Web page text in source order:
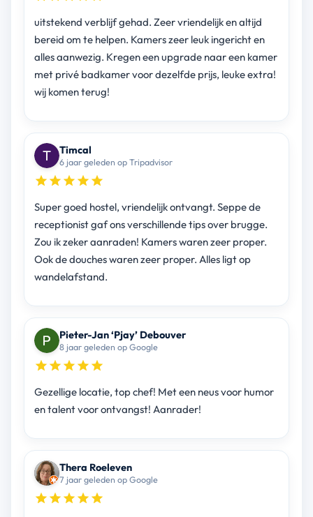
uitstekend verblijf gehad. Zeer vriendelijk en altijd
bereid om te helpen. Kamers zeer leuk ingericht en
alles aanwezig. Kregen een upgrade naar een kamer
met privé badkamer voor dezelfde prijs, leuke extra!
wij komen terug!
Timcal
6 jaar geleden op Tripadvisor
Super goed hostel, vriendelijk ontvangt. Seppe de
receptionist gaf ons verschillende tips over brugge.
Zou ik zeker aanraden! Kamers waren zeer proper.
Ook de douches waren zeer proper. Alles ligt op
wandelafstand.
Pieter-Jan ‘Pjay’ Debouver
8 jaar geleden op Google
Gezellige locatie, top chef! Met een neus voor humor
en talent voor ontvangst! Aanrader!
Thera Roeleven
7 jaar geleden op Google